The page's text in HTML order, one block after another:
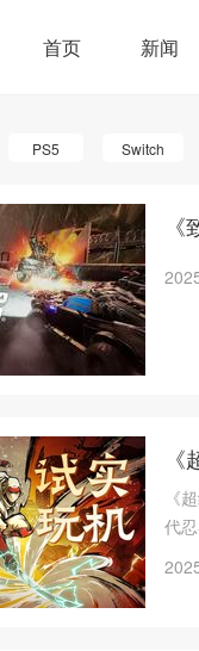
首页 新闻
PS5 Switch
《
代